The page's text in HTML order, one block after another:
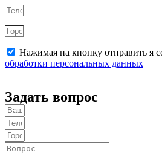
Нажимая на кнопку отправить я
обработки персональных данных
Задать вопрос